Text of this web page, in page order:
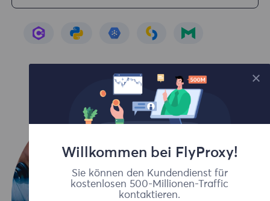
Willkommen bei FlyProxy!
Sie können den Kundendienst für
kostenlosen 500-Millionen-Traffic
kontaktieren.